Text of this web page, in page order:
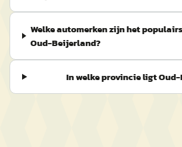
Welke automerken zijn het
Oud-Beijerland?
In welke provincie ligt